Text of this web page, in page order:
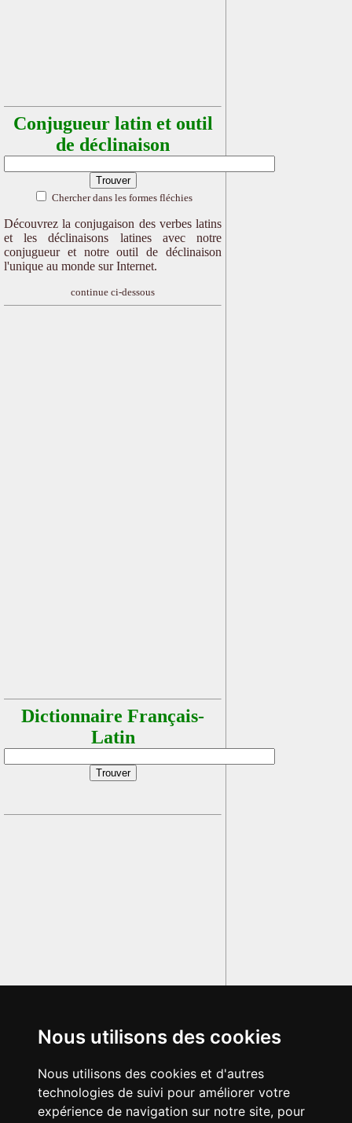
Nous utilisons des cookies
Nous utilisons des cookies et d'autres
technologies de suivi pour améliorer votre
expérience de navigation sur notre site, pour
Conjugueur latin et outil
de déclinaison
Chercher dans les formes fléchies
Découvrez la conjugaison des verbes latins
et les déclinaisons latines avec notre
conjugueur et notre outil de déclinaison
l'unique au monde sur Internet.
continue ci-dessous
Dictionnaire Français-
Latin